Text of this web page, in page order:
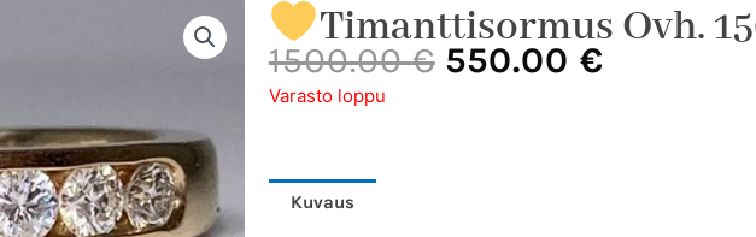
Timanttisormus Ovh.
1500.00€ Alkuperäinen
hinta
550.00 €
Varasto loppu
Kuvaus